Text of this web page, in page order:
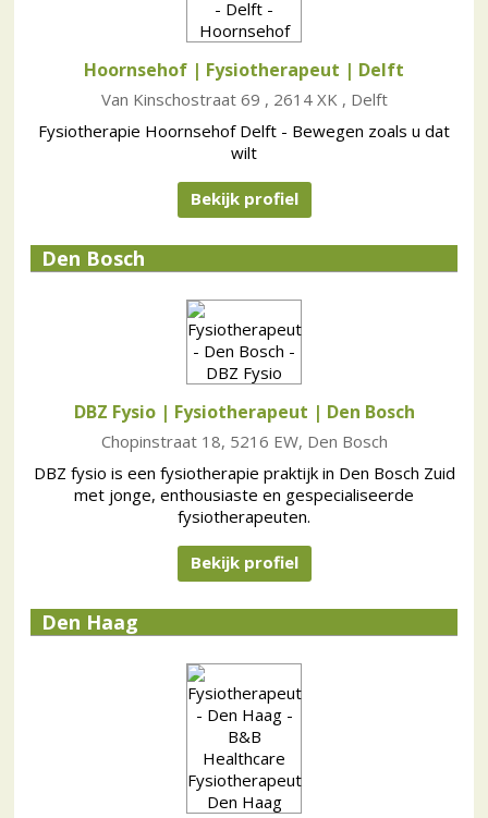
Hoornsehof | Fysiotherapeut | Delft
Van Kinschostraat 69 , 2614 XK , Delft
Fysiotherapie Hoornsehof Delft - Bewegen zoals u dat
wilt
Bekijk profiel
Den Bosch
DBZ Fysio | Fysiotherapeut | Den Bosch
Chopinstraat 18, 5216 EW, Den Bosch
DBZ fysio is een fysiotherapie praktijk in Den Bosch Zuid
met jonge, enthousiaste en gespecialiseerde
fysiotherapeuten.
Bekijk profiel
Den Haag